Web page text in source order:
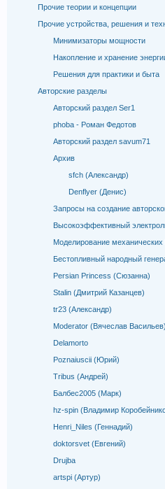
Прочие теории и концепции
Прочие устройства, решения и
Минимизаторы мощности
Накопление и хранение
Решения для практики и быта
Авторские разделы
Авторский раздел Ser1
phoba - Роман Федотов
Авторский раздел savum71
Архив
sfch (Александр)
Denflyer (Денис)
Запросы на создание
Высокоэффективный
Моделирование
Бестопливный народный
Persian Princess (Сюзанна)
Stalin (Дмитрий Казанцев)
tr23 (Александр)
Moderator (Вячеслав Васильев)
Delamorto
Poznaiuscii (Юрий)
Tribus (Андрей)
Балбес2005 (Марк)
hz-spin (Владимир
Henri_Niles (Геннадий)
doktorsvet (Евгений)
Drujba
artspi (Артур)